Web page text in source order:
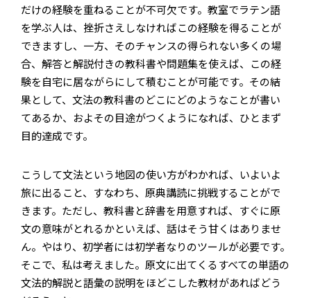
だけの経験を重ねることが不可欠です。教室でラテン語
を学ぶ人は、挫折さえしなければこの経験を得ることが
できますし、一方、そのチャンスの得られない多くの場
合、解答と解説付きの教科書や問題集を使えば、この経
験を自宅に居ながらにして積むことが可能です。その結
果として、文法の教科書のどこにどのようなことが書い
てあるか、およその目途がつくようになれば、ひとまず
目的達成です。
こうして文法という地図の使い方がわかれば、いよいよ
旅に出ること、すなわち、原典講読に挑戦することがで
きます。ただし、教科書と辞書を用意すれば、すぐに原
文の意味がとれるかといえば、話はそう甘くはありませ
ん。やはり、初学者には初学者なりのツールが必要です。
そこで、私は考えました。原文に出てくるすべての単語の
文法的解説と語彙の説明をほどこした教材があればどう